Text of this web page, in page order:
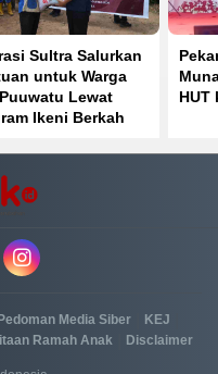
Sultra Salurkan
untuk Warga
Lewat
Ikeni Berkah
HUT
Pedoman Media Siber KEJ
Ramah Anak Disclaimer